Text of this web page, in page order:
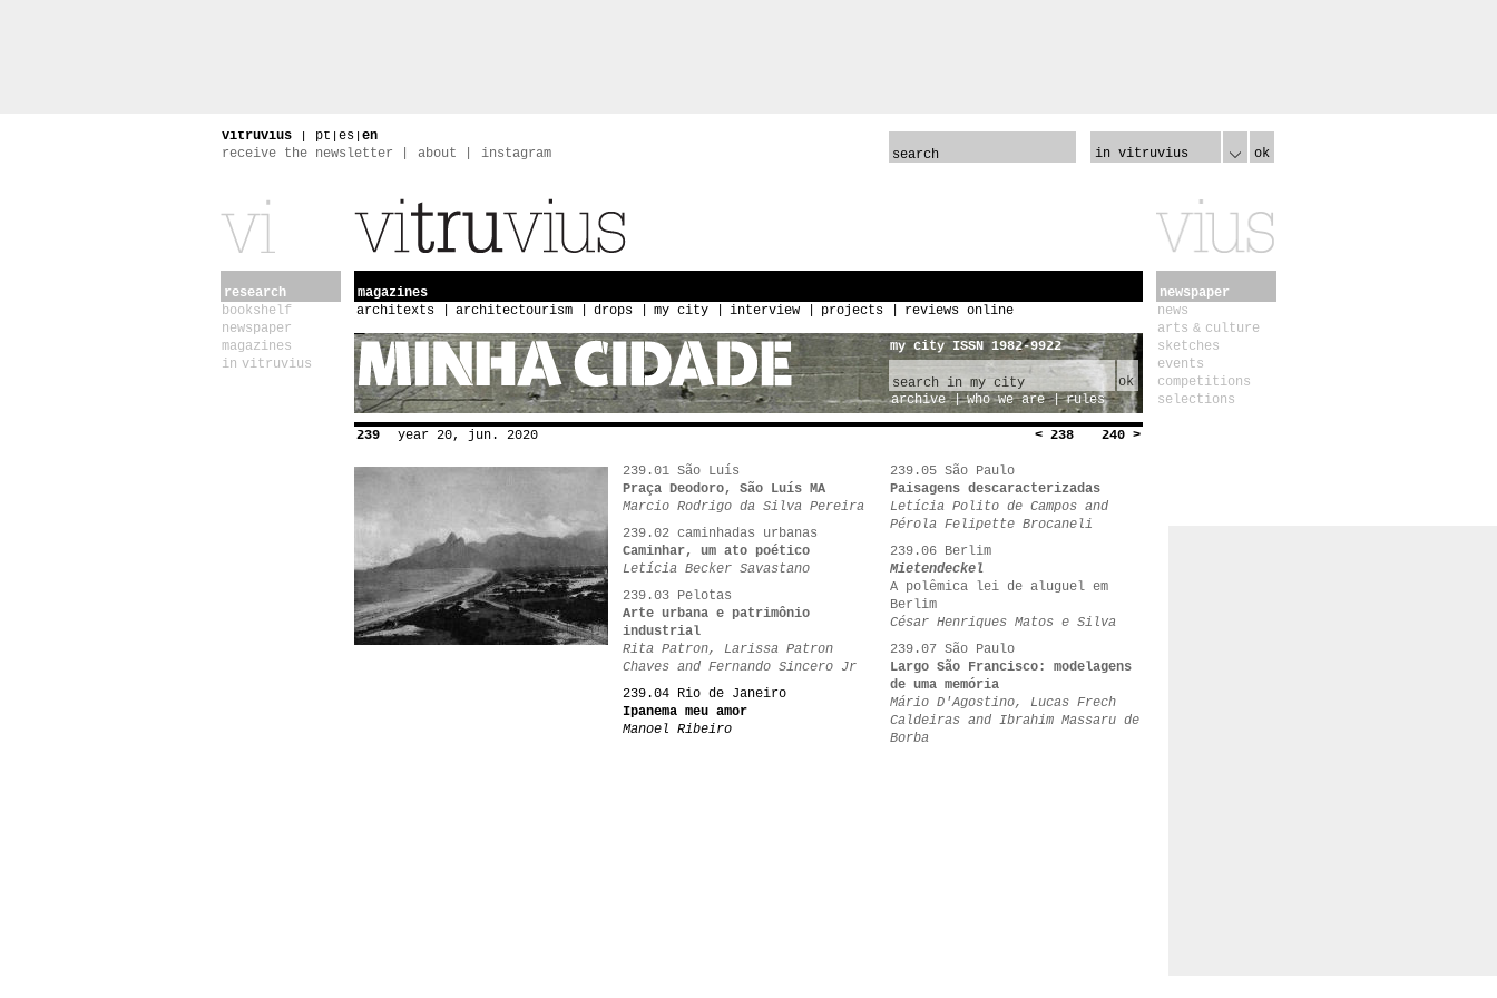
vitruvius | pt | es | en
receive the newsletter
about instagram in vitruvius ok
research
bookshelf
newspaper
magazines
in vitruvius
magazines
architexts
architectourism drops my city interview projects reviews online
my city ISSN 1982-9922
ok
archive
who we are rules
239 year 20, jun. 2020 < 238 240 >
239.01 São Luís
Praça Deodoro, São Luís MA
Marcio Rodrigo da Silva Pereira
239.02 caminhadas urbanas
Caminhar, um ato poético
Letícia Becker Savastano
239.03 Pelotas
Arte urbana e patrimônio
industrial
Rita Patron, Larissa Patron
Chaves and Fernando Sincero Jr
239.04 Rio de Janeiro
Ipanema meu amor
Manoel Ribeiro
239.05 São Paulo
Paisagens descaracterizadas
Letícia Polito de Campos and
Pérola Felipette Brocaneli
239.06 Berlim
Mietendeckel
A polêmica lei de aluguel em
Berlim
César Henriques Matos e Silva
239.07 São Paulo
Largo São Francisco: modelagens
de uma memória
Mário D'Agostino, Lucas Frech
Caldeiras and Ibrahim Massaru de
Borba
newspaper
news
arts & culture
sketches
events
competitions
selections